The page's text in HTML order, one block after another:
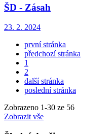
ŠD - Zásah
23. 2. 2024
první stránka
předchozí stránka
1
2
další stránka
poslední stránka
Zobrazeno 1-30 ze 56
Zobrazit vše